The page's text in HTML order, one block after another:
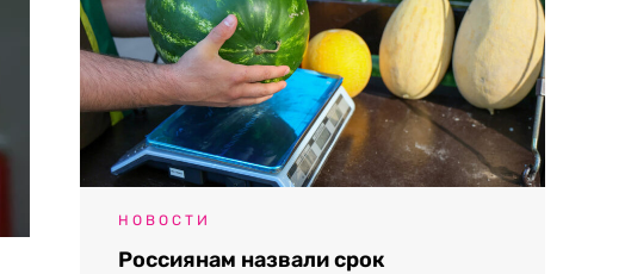
НОВОСТИ
Россиянам назвали срок